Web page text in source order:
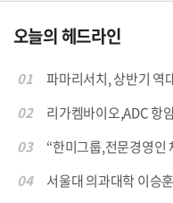
오늘의 헤드라인
01
파마리서치, 상반기
02
리가켐바이오,ADC 항
03
“한미그룹,전문경영인
04
서울대 의과대학 이승